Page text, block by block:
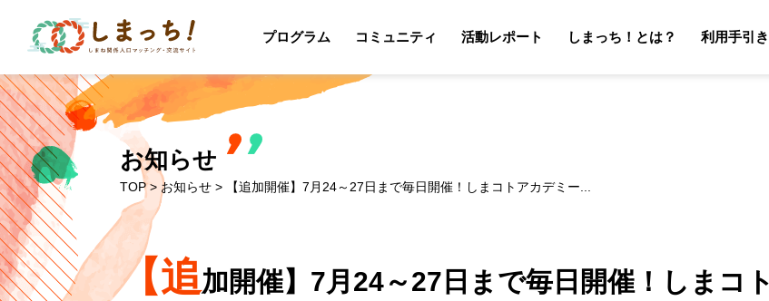
プログラム コミュニティ 活動レポート しまっち！とは？
利用手引き
お知らせ
TOP> お知らせ > 【追加開催】7月24～27日まで毎日開催！しまコトアカデミー...
【追加開催】7月24～27日まで毎日開催！しま